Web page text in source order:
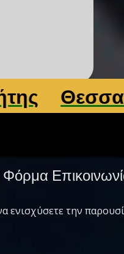
ενισχύσετε την